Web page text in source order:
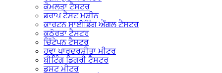
ਕੋਮਲਤਾ ਟੈਸਟਰ
ਡਰਾਪ ਟੈਸਟ ਮਸ਼ੀਨ
ਕਾਰਟਨ ਸਾਈਡਿੰਗ ਐਂਗਲ ਟੈਸਟਰ
ਕਠੋਰਤਾ ਟੈਸਟਰ
ਚਿੱਟੇਪਨ ਟੈਸਟਰ
ਹਵਾ ਪਾਰਦਰਸ਼ੀਤਾ ਮੀਟਰ
ਬੀਟਿੰਗ ਡਿਗਰੀ ਟੈਸਟਰ
ਡਸਟ ਮੀਟਰ